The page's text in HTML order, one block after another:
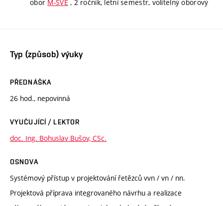
obor M-SVE , 2 ročník, letní semestr, volitelný oborový
Typ (způsob) výuky
PŘEDNÁŠKA
26 hod., nepovinná
VYUČUJÍCÍ / LEKTOR
doc. Ing. Bohuslav Bušov, CSc.
OSNOVA
Systémový přístup v projektování řetězců vvn / vn / nn.
Projektová příprava integrovaného návrhu a realizace